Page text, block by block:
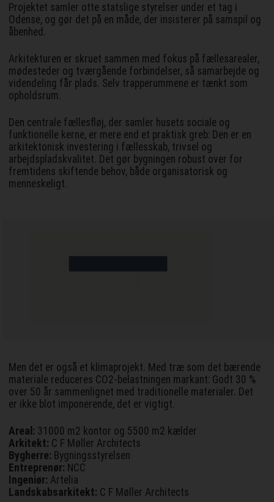
Projektet samler otte statslige styrelser under et tag i
Odense, og gør det på en måde, der insisterer på samspil og
åbenhed.
Arkitekturen er skruet sammen med fokus på fællesarealer,
mødesteder og tværgående forbindelser, så samarbejde og
videndeling får plads. Selv trapperummene er tænkt som
opholdsrum.
Den centrale fællesfløj, der samler husets sociale og
funktionelle kerne, er mere end et praktisk greb: Den er en
arkitektonisk investering i fællesskab, trivsel og
arbejdspladskvalitet. Det gør bygningen robust over for
fremtidens skiftende behov, både organisatorisk og
menneskeligt.
Men det er også et klimaprojekt. Med træ som det bærende
materiale reduceres CO2-belastningen markant: Godt 30 %
over 50 år sammenlignet med traditionelle materialer. Det
er ikke blot imponerende, det er vigtigt.
Areal: 31000 m2 kontor og 5500 m2 kælder
Arkitekt: C F Møller Architects
Bygherre: Bygningsstyrelsen
Entreprenør: NCC
Ingeniør: Artelia
Landskabsarkitekt: C F Møller Architects